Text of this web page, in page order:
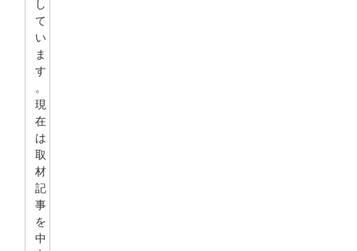
し
て
い
ま
す
。
現
在
は
取
材
記
事
を
中